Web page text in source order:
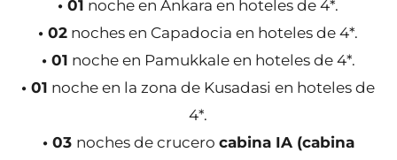
• 01 noche en Ankara en hoteles de 4*.
• 02 noches en Capadocia en hoteles de 4*.
• 01 noche en Pamukkale en hoteles de 4*.
• 01 noche en la zona de Kusadasi en hoteles de
4*.
• 03 noches de crucero cabina IA (cabina